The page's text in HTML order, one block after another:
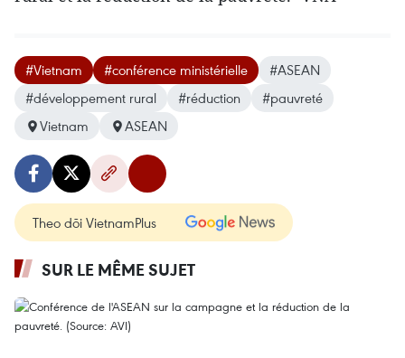
#Vietnam #conférence ministérielle
#ASEAN
#développement rural
#réduction
#pauvreté
Vietnam
ASEAN
Theo dõi VietnamPlus
SUR LE MÊME SUJET